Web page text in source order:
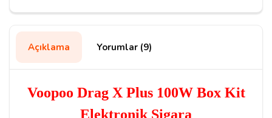
Açıklama Yorumlar (9)
Voopoo Drag X Plus 100W Box Kit
Elektronik Sigara